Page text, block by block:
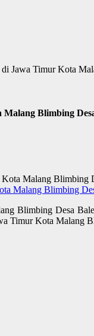
Jawa Timur Kota
Blimbing
Malang Blimbing
Blimbing Desa
Timur Kota Malang